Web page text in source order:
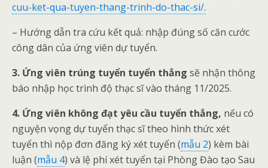
cuu-ket-qua-tuyen-thang-trinh-do-thac-si/.
– Hướng dẫn tra cứu kết quả: nhập đúng số căn cước
công dân của ứng viên dự tuyển.
3. Ứng viên trúng tuyển tuyển thẳng sẽ nhận thông
báo nhập học trình độ thạc sĩ vào tháng 11/2025.
4. Ứng viên không đạt yêu cầu tuyển thẳng, nếu có
nguyện vọng dự tuyển thạc sĩ theo hình thức xét
tuyển thì nộp đơn đăng ký xét tuyển (mẫu 2) kèm bài
luận (mẫu 4) và lệ phí xét tuyển tại Phòng Đào tạo Sau